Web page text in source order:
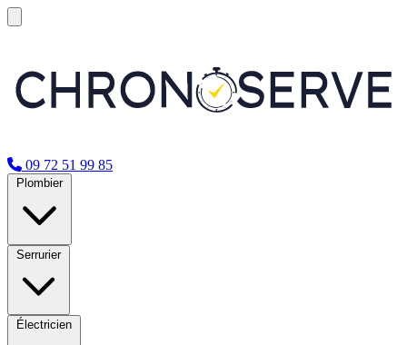
09 72 51 99 85
Plombier
Serrurier
Électricien